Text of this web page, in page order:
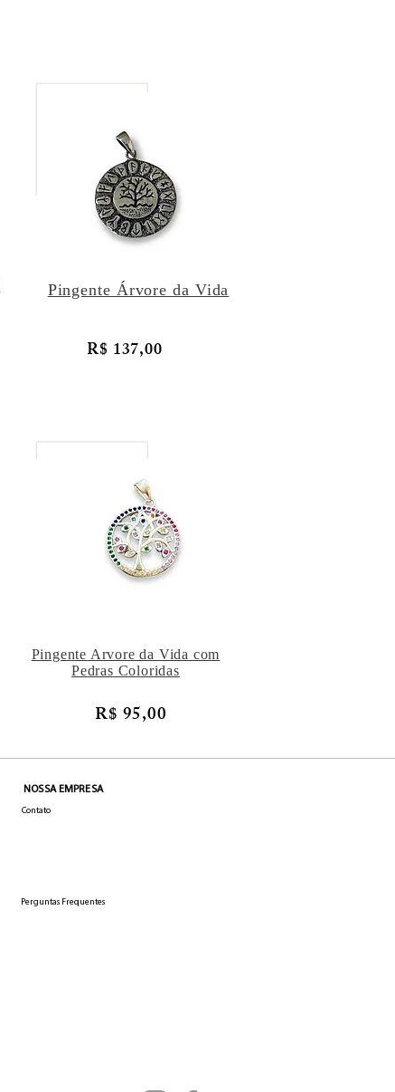
Pingente Árvore da Vida
R$ 137,00
Perguntas Frequentes
NOSSA EMPRESA
Contato
Pingente Arvore da Vida com
Pedras Coloridas
R$ 95,00